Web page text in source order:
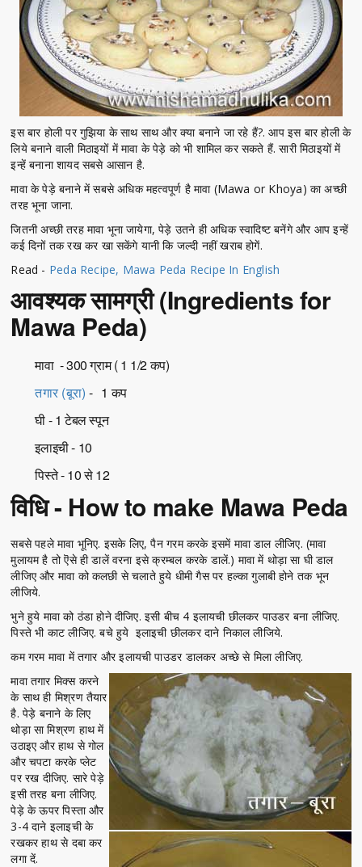
इस बार होली पर गुझिया के साथ साथ और क्या बनाने जा रहे हैं?. आप इस बार होली के
लिये बनाने वाली मिठाइयों में मावा के पेड़े को भी शामिल कर सकते हैं. सारी मिठाइयों में
इन्हें बनाना शायद सबसे आसान है.
मावा के पेड़े बनाने में सबसे अधिक महत्वपूर्ण है मावा (Mawa or Khoya) का अच्छी
तरह भूना जाना.
जितनी अच्छी तरह मावा भूना जायेगा, पेड़े उतने ही अधिक स्वादिष्ट बनेंगे और आप इन्हें
कई दिनों तक रख कर खा सकेंगे यानी कि जल्दी नहीं खराब होगें.
Read - Peda Recipe, Mawa Peda Recipe In English
आवश्यक सामग्री (Ingredients for
Mawa Peda)
मावा - 300 ग्राम ( 1 1/2 कप)
तगार (बूरा) - 1 कप
घी - 1 टेबल स्पून
इलाइची - 10
पिस्ते - 10 से 12
विधि - How to make Mawa Peda
सबसे पहले मावा भूनिए. इसके लिए, पैन गरम करके इसमें मावा डाल लीजिए. (मावा
मुलायम है तो ऎसे ही डालें वरना इसे क्रम्बल करके डालें.) मावा में थोड़ा सा घी डाल
लीजिए और मावा को कलछी से चलाते हुये धीमी गैस पर हल्का गुलाबी होने तक भून
लीजिये.
भुने हुये मावा को ठंडा होने दीजिए. इसी बीच 4 इलायची छीलकर पाउडर बना लीजिए.
पिस्ते भी काट लीजिए. बचे हुये इलाइची छीलकर दाने निकाल लीजिये.
कम गरम मावा में तगार और इलायची पाउडर डालकर अच्छे से मिला लीजिए.
मावा तगार मिक्स करने
के साथ ही मिश्रण तैयार
है. पेड़े बनाने के लिए
थोड़ा सा मिश्रण हाथ में
उठाइए और हाथ से गोल
और चपटा करके प्लेट
पर रख दीजिए. सारे पेड़े
इसी तरह बना लीजिए.
पेड़े के ऊपर पिस्ता और
3-4 दाने इलाइची के
रखकर हाथ से दबा कर
लगा दें.